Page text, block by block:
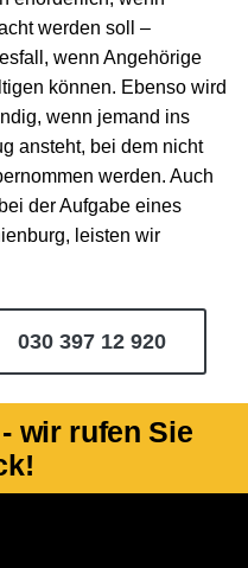
werden soll –
wenn Angehörige
können. Ebenso wird
wenn jemand ins
ansteht, bei dem nicht
werden. Auch
der Aufgabe eines
leisten wir
030 397 12 920
wir rufen Sie